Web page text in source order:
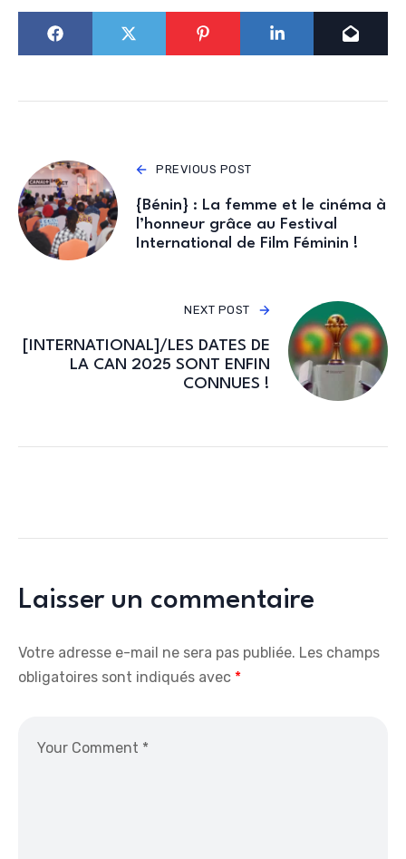
PREVIOUS POST
{Bénin} : La femme et le cinéma à
l’honneur grâce au Festival
International de Film Féminin !
NEXT POST
[INTERNATIONAL]/LES DATES DE
LA CAN 2025 SONT ENFIN
CONNUES !
Laisser un commentaire
Votre adresse e-mail ne sera pas publiée. Les champs
obligatoires sont indiqués avec *